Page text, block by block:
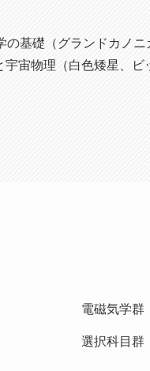
基礎（グランドカノ
宙物理（白色矮星、
電磁気学群
選択科目群